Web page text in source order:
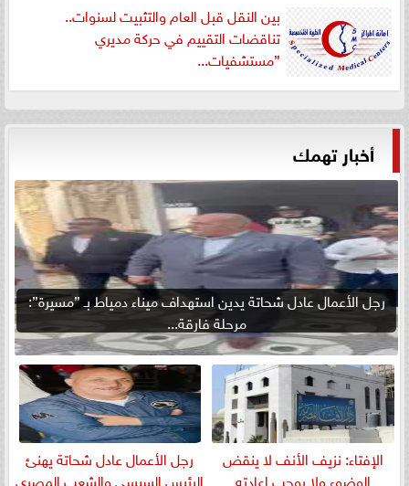
بين النقل قبل العام والتثبيت لسنوات..
تناقضات التقييم في حركة مديري
”مستشفيات...
أخبار تهمك
رجل الأعمال عادل شحاتة يدين استهداف ميناء دمياط بـ ”مسيرة”:
مرحلة فارقة...
الإفتاء: نزيف الأنف لا ينقض
الوضوء ولا يوجب إعادته
رجل الأعمال عادل شحاتة يهنئ
الرئيس السيسي والشعب المصري